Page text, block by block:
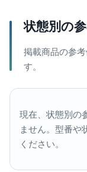
状態別の
掲載商品の参
す。
現在、状態別の
ません。型番や
ください。